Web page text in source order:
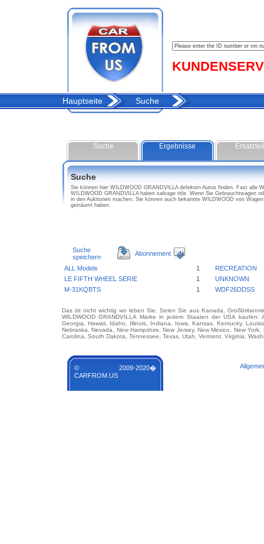
Hauptseite Suche
Suche Ergebnisse
Suche
Sie können hier WILDWOOD GRANDVILLA defekten Autos finden. Fast alle
WILDWOOD GRANDVILLA haben salvage title. Wenn Sie Gebrauchtwagen
in den Auktionen machen. Sie können auch bekannte WILDWOOD von
geträumt haben.
Suche
speichern
Abonnement
ALL Models 1
RECREATION
LE FIFTH WHEEL SERIE
1
UNKNOWN
M-31KQBTS
1 WDF26DDSS
Das ist nicht wichtig wo leben Sie. Seien Sie aus Kanada,
WILDWOOD GRANDVILLA Marke in jedem Staaten der USA kaufen:
Georgia, Hawaii, Idaho, Illinois, Indiana, Iowa, Kansas, Kentucky,
Nebraska, Nevada, New Hampshire, New Jersey, New Mexico, New
Carolina, South Dakota, Tennessee, Texas, Utah, Vermont, Virginia,
© 2009-2020�
CARFROM.US